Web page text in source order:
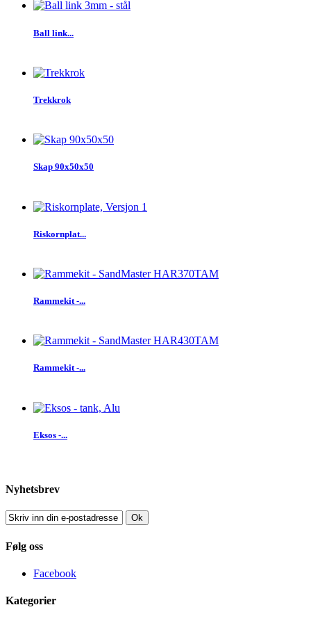
Ball link...
Trekkrok
Skap 90x50x50
Riskornplat...
Rammekit -...
Rammekit -...
Eksos -...
Nyhetsbrev
Ok
Følg oss
Facebook
Kategorier